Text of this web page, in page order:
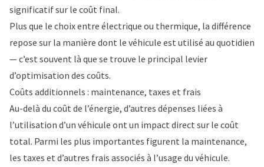
significatif sur le coût final.
Plus que le choix entre électrique ou thermique, la différence
repose sur la manière dont le véhicule est utilisé au quotidien
— c’est souvent là que se trouve le principal levier
d’optimisation des coûts.
Coûts additionnels : maintenance, taxes et frais
Au-delà du coût de l’énergie, d’autres dépenses liées à
l’utilisation d’un véhicule ont un impact direct sur le coût
total. Parmi les plus importantes figurent la maintenance,
les taxes et d’autres frais associés à l’usage du véhicule.